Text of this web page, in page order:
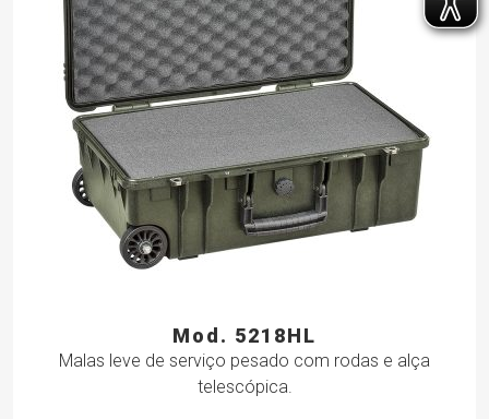
Mod. 5218HL
Malas leve de serviço pesado com rodas e alça
telescópica.